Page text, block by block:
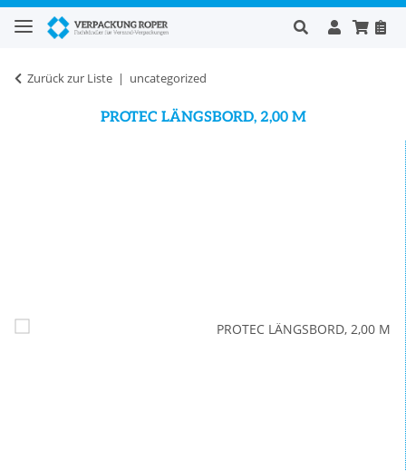
Zurück zur Liste uncategorized
PROTEC LÄNGSBORD, 2,00 M